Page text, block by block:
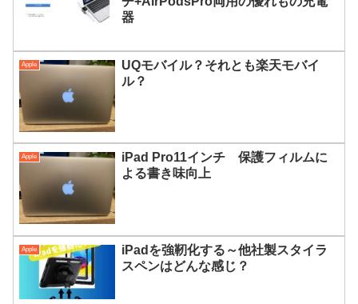
器
Apple
UQモバイル？それとも楽天モバイ
ル？
Apple
iPad Pro11インチ 保護フィルムに
よる書き味向上
Apple
iPadを強靭化する～他社製スタイラ
スペンはどんな感じ？